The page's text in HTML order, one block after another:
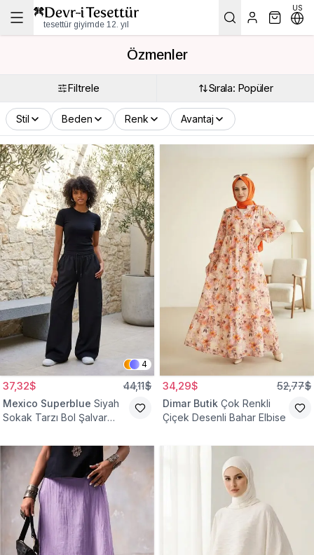
tesettür giyimde 12. yıl
US
Özmenler
Filtrele Sırala: Popüler
Stil Beden Renk Avantaj
4
37,32$ 44,11$
Mexico Superblue Siyah
Sokak Tarzı Bol Şalvar
34,29$ 52,77$
Dimar Butik Çok Renkli
Çiçek Desenli Bahar Elbise